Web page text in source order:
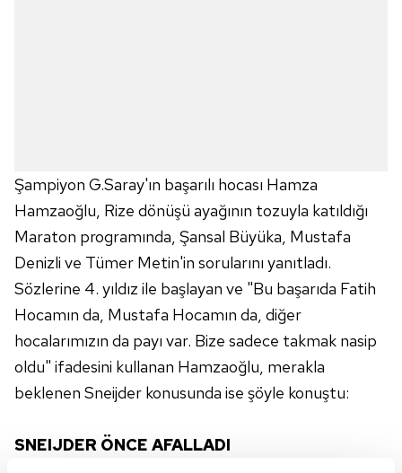
Şampiyon G.Saray'ın başarılı hocası Hamza
Hamzaoğlu, Rize dönüşü ayağının tozuyla katıldığı
Maraton programında, Şansal Büyüka, Mustafa
Denizli ve Tümer Metin'in sorularını yanıtladı.
Sözlerine 4. yıldız ile başlayan ve "Bu başarıda Fatih
Hocamın da, Mustafa Hocamın da, diğer
hocalarımızın da payı var. Bize sadece takmak nasip
oldu" ifadesini kullanan Hamzaoğlu, merakla
beklenen Sneijder konusunda ise şöyle konuştu:
SNEIJDER ÖNCE AFALLADI